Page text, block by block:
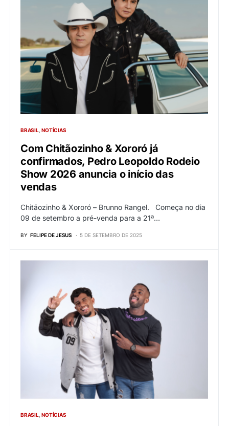
BRASIL NOTÍCIAS
Com Chitãozinho & Xororó já
confirmados, Pedro Leopoldo Rodeio
Show 2026 anuncia o início das
vendas
Chitãozinho & Xororó – Brunno Rangel. Começa no dia
09 de setembro a pré-venda para a 21ª…
BY FELIPE DE JESUS 5 DE SETEMBRO DE 2025
BRASIL NOTÍCIAS